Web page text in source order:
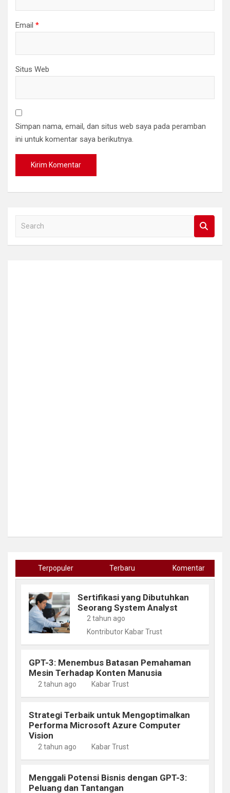
Email *
Situs Web
Simpan nama, email, dan situs web saya pada peramban
ini untuk komentar saya berikutnya.
a
Terpopuler Terbaru Komentar
Sertifikasi yang Dibutuhkan
Seorang System Analyst
2 tahun ago
Kontributor Kabar Trust
GPT-3: Menembus Batasan Pemahaman
Mesin Terhadap Konten Manusia
2 tahun ago Kabar Trust
Strategi Terbaik untuk Mengoptimalkan
Performa Microsoft Azure Computer
Vision
2 tahun ago Kabar Trust
Menggali Potensi Bisnis dengan GPT-3:
Peluang dan Tantangan